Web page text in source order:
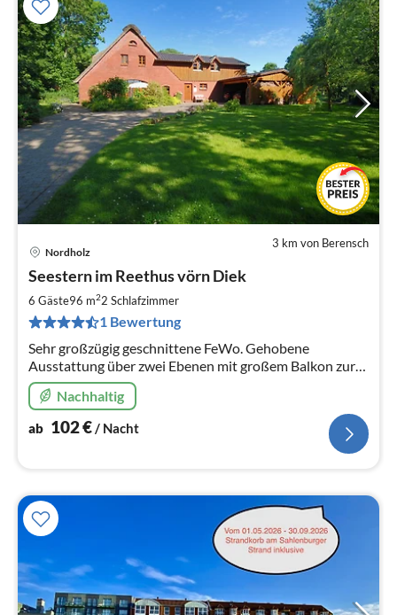
3 km von Berensch
Nordholz
Seestern im Reethus vörn Diek
6 Gäste96 m22 Schlafzimmer
1 Bewertung
Sehr großzügig geschnittene FeWo. Gehobene
Ausstattung über zwei Ebenen mit großem Balkon zur
Südseite und freiem Blick über Wiesen und Felder.
Nachhaltig
ab 102€/ Nacht